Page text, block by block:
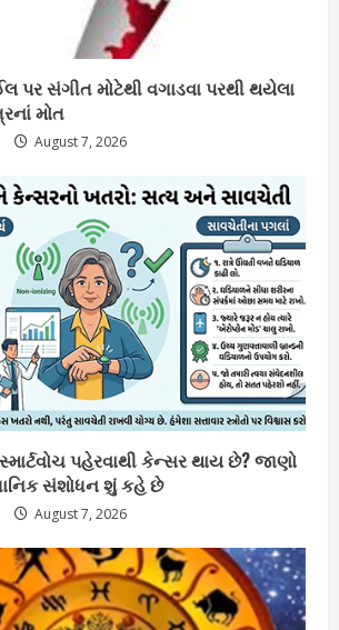
પર સંગીત મોટેથી વગાડવા પરથી થયેલા
મોત
August 7, 2026
પહેરવાથી કેન્સર થાય છે? જાણો
સંશોધન શું કહે છે
August 7, 2026